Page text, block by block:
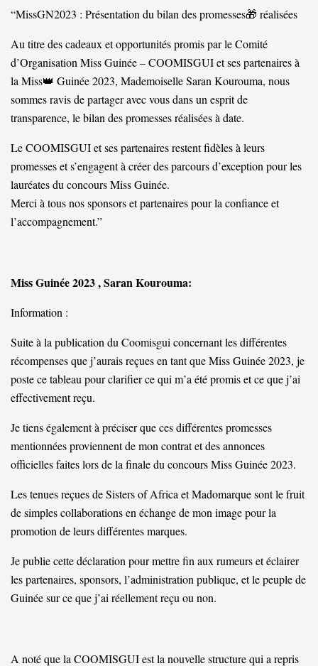
“MissGN2023 : Présentation du bilan des promesses🎁 réalisées
Au titre des cadeaux et opportunités promis par le Comité
d’Organisation Miss Guinée – COOMISGUI et ses partenaires à
la Miss👑 Guinée 2023, Mademoiselle Saran Kourouma, nous
sommes ravis de partager avec vous dans un esprit de
transparence, le bilan des promesses réalisées à date.
Le COOMISGUI et ses partenaires restent fidèles à leurs
promesses et s’engagent à créer des parcours d’exception pour les
lauréates du concours Miss Guinée.
Merci à tous nos sponsors et partenaires pour la confiance et
l’accompagnement.”
Miss Guinée 2023 , Saran Kourouma:
Information :
Suite à la publication du Coomisgui concernant les différentes
récompenses que j’aurais reçues en tant que Miss Guinée 2023, je
poste ce tableau pour clarifier ce qui m’a été promis et ce que j’ai
effectivement reçu.
Je tiens également à préciser que ces différentes promesses
mentionnées proviennent de mon contrat et des annonces
officielles faites lors de la finale du concours Miss Guinée 2023.
Les tenues reçues de Sisters of Africa et Madomarque sont le fruit
de simples collaborations en échange de mon image pour la
promotion de leurs différentes marques.
Je publie cette déclaration pour mettre fin aux rumeurs et éclairer
les partenaires, sponsors, l’administration publique, et le peuple de
Guinée sur ce que j’ai réellement reçu ou non.
A noté que la COOMISGUI est la nouvelle structure qui a repris